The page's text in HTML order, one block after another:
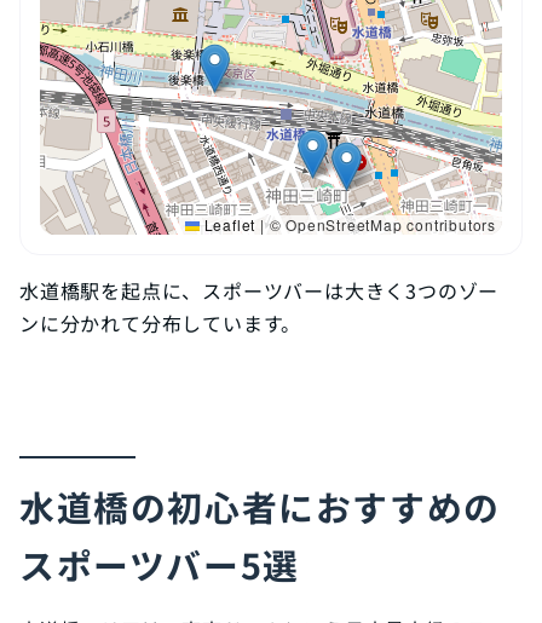
Leaflet |© OpenStreetMap contributors
水道橋駅を起点に、スポーツバーは大きく3つのゾー
ンに分かれて分布しています。
水道橋の初心者におすすめの
スポーツバー5選